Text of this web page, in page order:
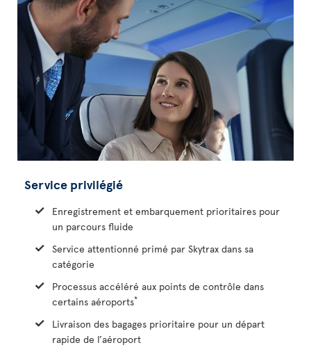
Service privilégié
Enregistrement et embarquement prioritaires pour
un parcours fluide
Service attentionné primé par Skytrax dans sa
catégorie
Processus accéléré aux points de contrôle dans
certains aéroports*
Livraison des bagages prioritaire pour un départ
rapide de l’aéroport